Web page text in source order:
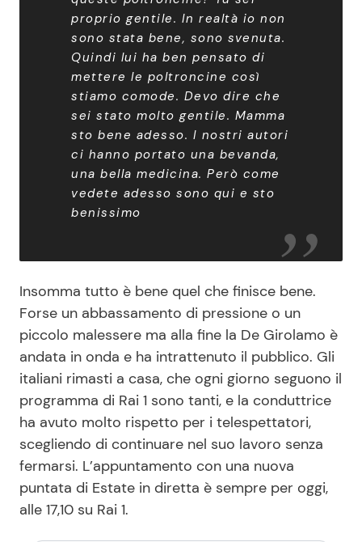
proprio gentile. In realtà io non
sono stata bene, sono svenuta.
Quindi lui ha ben pensato di
mettere le poltroncine così
stiamo comode. Devo dire che
sei stato molto gentile. Mamma
sto bene adesso. I nostri autori
ci hanno portato una bevanda,
una bella medicina. Però come
vedete adesso sono qui e sto
benissimo
Insomma tutto è bene quel che finisce bene.
Forse un abbassamento di pressione o un
piccolo malessere ma alla fine la De Girolamo è
andata in onda e ha intrattenuto il pubblico. Gli
italiani rimasti a casa, che ogni giorno seguono il
programma di Rai 1 sono tanti, e la conduttrice
ha avuto molto rispetto per i telespettatori,
scegliendo di continuare nel suo lavoro senza
fermarsi. L’appuntamento con una nuova
puntata di Estate in diretta è sempre per oggi,
alle 17,10 su Rai 1.